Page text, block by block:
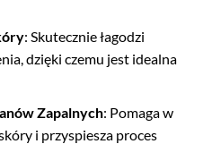
: Skutecznie łagodzi
dzięki czemu jest idealna
Zapalnych: Pomaga w
i przyspiesza proces